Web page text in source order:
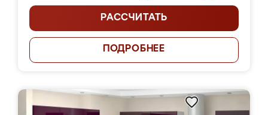
РАССЧИТАТЬ
ПОДРОБНЕЕ